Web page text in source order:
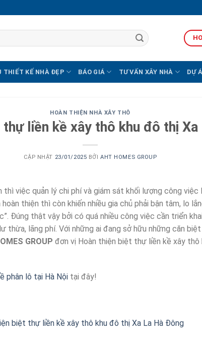
THIẾT KẾ NHÀ ĐẸP BÁO GIÁ TƯ VẤN XÂY NHÀ DỰ
HOÀN THIỆN NHÀ XÂY THÔ
liền kề xây thô khu đô thị
CẬP NHẬT 23/01/2025 BỞIAHT HOMES GROUP
việc quản lý chi phí và giám sát khối lượng công việc
thiện thì còn khiến nhiều gia chủ phải bận tâm, lo
Đúng thật vậy bởi có quá nhiều công việc cần triển
thừa, lãng phí. Với những ai đang sở hữu những căn
GROUP đơn vị Hoàn thiện biệt thự liền kề xây
phân lô tại Hà Nội tại đây!
biệt thự liền kề xây thô khu đô thị Xa La Hà Đông